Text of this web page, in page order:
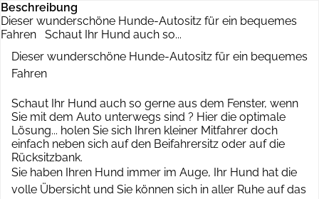
Beschreibung
Dieser wunderschöne Hunde-Autositz für ein bequemes
Fahren Schaut Ihr Hund auch so...
Dieser wunderschöne Hunde-Autositz für ein bequemes
Fahren
Schaut Ihr Hund auch so gerne aus dem Fenster, wenn
Sie mit dem Auto unterwegs sind ? Hier die optimale
Lösung... holen Sie sich Ihren kleiner Mitfahrer doch
einfach neben sich auf den Beifahrersitz oder auf die
Rücksitzbank.
Sie haben Ihren Hund immer im Auge, Ihr Hund hat die
volle Übersicht und Sie können sich in aller Ruhe auf das